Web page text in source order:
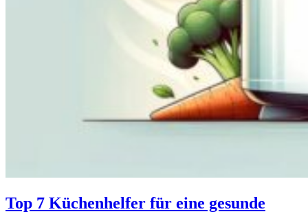
Top 7 Küchenhelfer für eine gesunde